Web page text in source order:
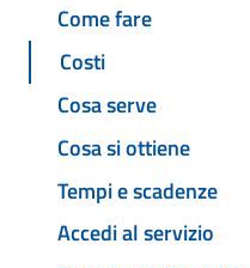
Come fare
Costi
Cosa serve
Cosa si ottiene
Tempi e scadenze
Accedi al servizio